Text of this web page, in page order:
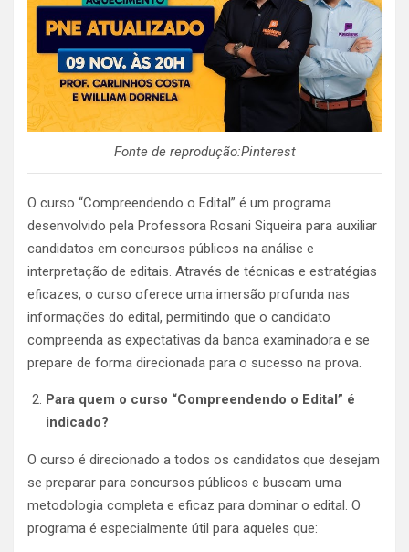
Fonte de reprodução:Pinterest
O curso “Compreendendo o Edital” é um programa
desenvolvido pela Professora Rosani Siqueira para auxiliar
candidatos em concursos públicos na análise e
interpretação de editais. Através de técnicas e estratégias
eficazes, o curso oferece uma imersão profunda nas
informações do edital, permitindo que o candidato
compreenda as expectativas da banca examinadora e se
prepare de forma direcionada para o sucesso na prova.
Para quem o curso “Compreendendo o Edital” é
indicado?
O curso é direcionado a todos os candidatos que desejam
se preparar para concursos públicos e buscam uma
metodologia completa e eficaz para dominar o edital. O
programa é especialmente útil para aqueles que: